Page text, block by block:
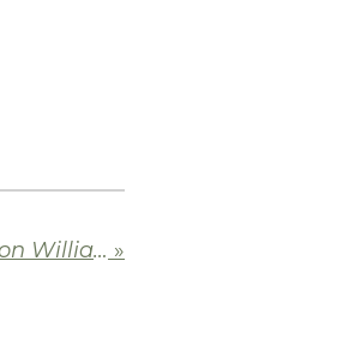
Ottilie en de monstermacht - Rhiannon Williams »